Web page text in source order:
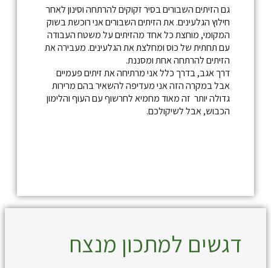
גם הזיתים השבורים בסיר זקוקים להרתחה וסינון לאחר
חילוץ הגלעינים. את הזיתים השבורים אני רוכשת בשוק
המקומי, מוחצת כל אחד מהזיתים על משטח העבודה
עם תחתית של כוס ומחלצת את הגלעינים. מעבירה את
הזיתים להרתחה אחת ומסננת.
דרך אגב, בדרך כלל אני מרתיחה את זיתים פעמיים
אבל במקרה הזה אני מעדיפה להשאיר בהם מרירות
גדולה יותר זה מאוד מחמיא לחרשוף עם העוף והלימון
הכבוש, אבל לשיקולכם.
דגשים למתכון מנצח